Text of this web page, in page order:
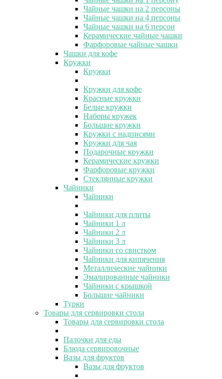
Чайные чашки на 2 персоны
Чайные чашки на 4 персоны
Чайные чашки на 6 персон
Керамические чайные чашки
Фарфоровые чайные чашки
Чашки для кофе
Кружки
Кружки
Кружки для кофе
Красные кружки
Белые кружки
Наборы кружек
Большие кружки
Кружки с надписями
Кружки для чая
Подарочные кружки
Керамические кружки
Фарфоровые кружки
Стеклянные кружки
Чайники
Чайники
Чайники для плиты
Чайники 1 л
Чайники 2 л
Чайники 3 л
Чайники со свистком
Чайники для кипячения
Металлические чайники
Эмалированные чайники
Чайники с крышкой
Большие чайники
Турки
Товары для сервировки стола
Товары для сервировки стола
Палочки для еды
Блюда сервировочные
Вазы для фруктов
Вазы для фруктов